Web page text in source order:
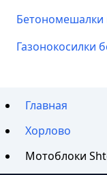
Бетономешалки
Газонокосилки
Главная
Хорлово
Мотоблоки